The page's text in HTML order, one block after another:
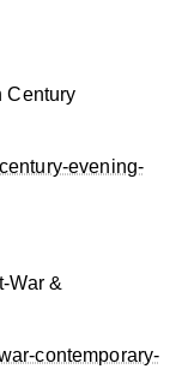
Century
evening-
&
contemporary-